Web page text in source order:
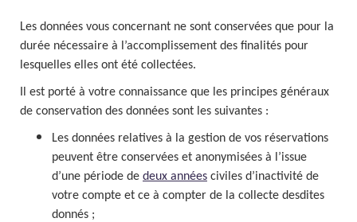
Les données vous concernant ne sont conservées que pour la
durée nécessaire à l’accomplissement des finalités pour
lesquelles elles ont été collectées.
Il est porté à votre connaissance que les principes généraux
de conservation des données sont les suivantes :
Les données relatives à la gestion de vos réservations
peuvent être conservées et anonymisées à l’issue
d’une période de deux années civiles d’inactivité de
votre compte et ce à compter de la collecte desdites
donnés ;